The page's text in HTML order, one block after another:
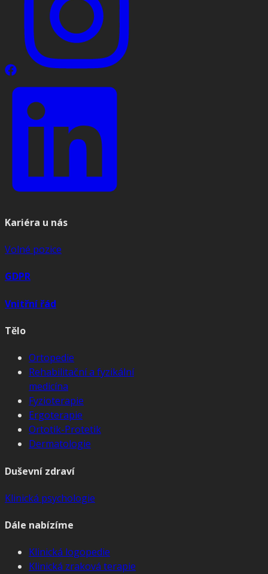
Kariéra u nás
Volné pozice
GDPR
Vnitřní řád
Tělo
Ortopedie
Rehabilitační a fyzikální
medicína
Fyzioterapie
Ergoterapie
Ortotik-Protetik
Dermatologie
Duševní zdraví
Klinická psychologie
Dále nabízíme
Klinická logopedie
Klinická zraková terapie